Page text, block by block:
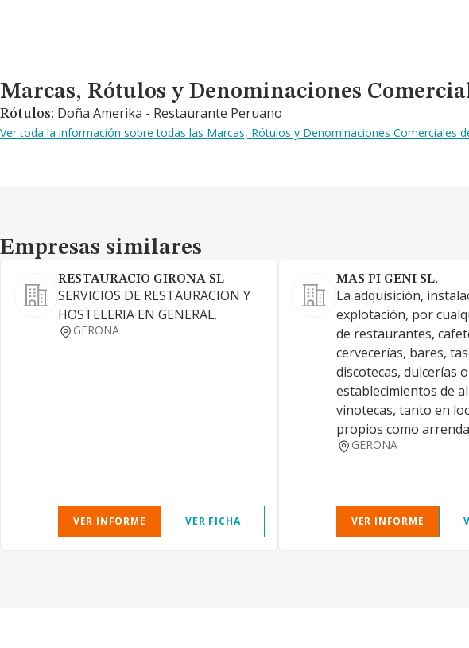
Marcas, Rótulos y Denominaciones Comerciales
Marcas, Rótulos y Denominaciones
Rótulos: Doña Amerika - Restaurante Peruano
Ver toda la información sobre todas las Marcas, Rótulos y Denominaciones Comerciales
Empresas similares
Empresas similares
RESTAURACIO GIRONA SL
SERVICIOS DE RESTAURACION Y
HOSTELERIA EN GENERAL.
GERONA
VER INFORME VER FICHA
MAS PI GENI SL.
La adquisición,
explotación, por
de restaurantes,
cervecerías, bares,
discotecas, dulcerías
establecimientos de
vinotecas, tanto en
propios como
GERONA
VER INFORME